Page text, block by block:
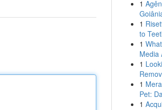
1
1
to
1
Media
1
1
Pet:
1